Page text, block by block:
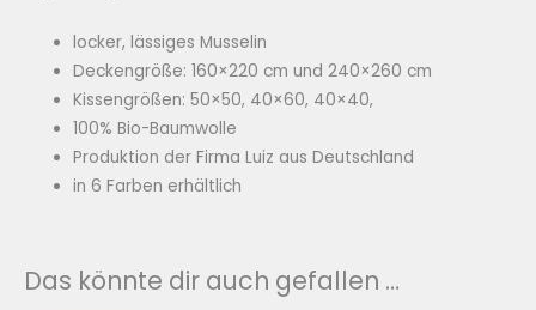
locker, lässiges Musselin
Deckengröße: 160×220 cm und 240×260 cm
Kissengrößen: 50×50, 40×60, 40×40,
100% Bio-Baumwolle
Produktion der Firma Luiz aus Deutschland
in 6 Farben erhältlich
Das könnte dir auch gefallen …